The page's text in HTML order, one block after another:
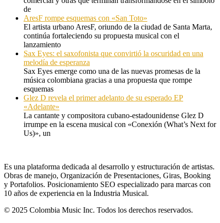
de
AresF rompe esquemas con «San Toto»
El artista urbano AresF, oriundo de la ciudad de Santa Marta,
continúa fortaleciendo su propuesta musical con el
lanzamiento
Sax Eyes: el saxofonista que convirtió la oscuridad en una
melodía de esperanza
Sax Eyes emerge como una de las nuevas promesas de la
música colombiana gracias a una propuesta que rompe
esquemas
Glez D revela el primer adelanto de su esperado EP
«Adelante»
La cantante y compositora cubano-estadounidense Glez D
irrumpe en la escena musical con «Conexión (What’s Next for
Us)», un
Es una plataforma dedicada al desarrollo y estructuración de artistas.
Obras de manejo, Organización de Presentaciones, Giras, Booking
y Portafolios. Posicionamiento SEO especializado para marcas con
10 años de experiencia en la Industria Musical.
© 2025 Colombia Music Inc. Todos los derechos reservados.